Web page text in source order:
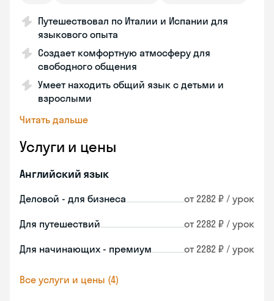
Путешествовал по Италии и Испании для
языкового опыта
Создает комфортную атмосферу для
свободного общения
Умеет находить общий язык с детьми и
взрослыми
Читать дальше
Услуги и цены
Английский язык
Деловой - для бизнеса от 2282 ₽ / урок
Для путешествий от 2282 ₽ / урок
Для начинающих - премиум от 2282 ₽ / урок
Все услуги и цены (4)